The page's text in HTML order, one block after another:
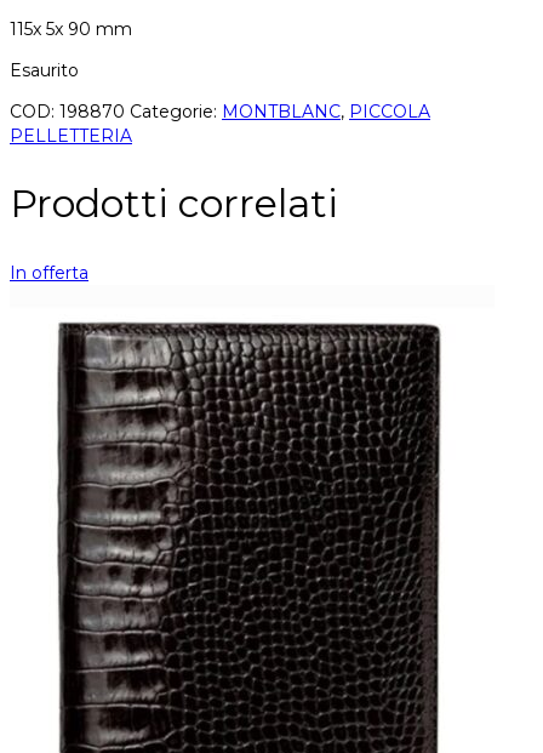
115x 5x 90 mm
Esaurito
COD: 198870 Categorie: MONTBLANC, PICCOLA
PELLETTERIA
Prodotti correlati
In offerta